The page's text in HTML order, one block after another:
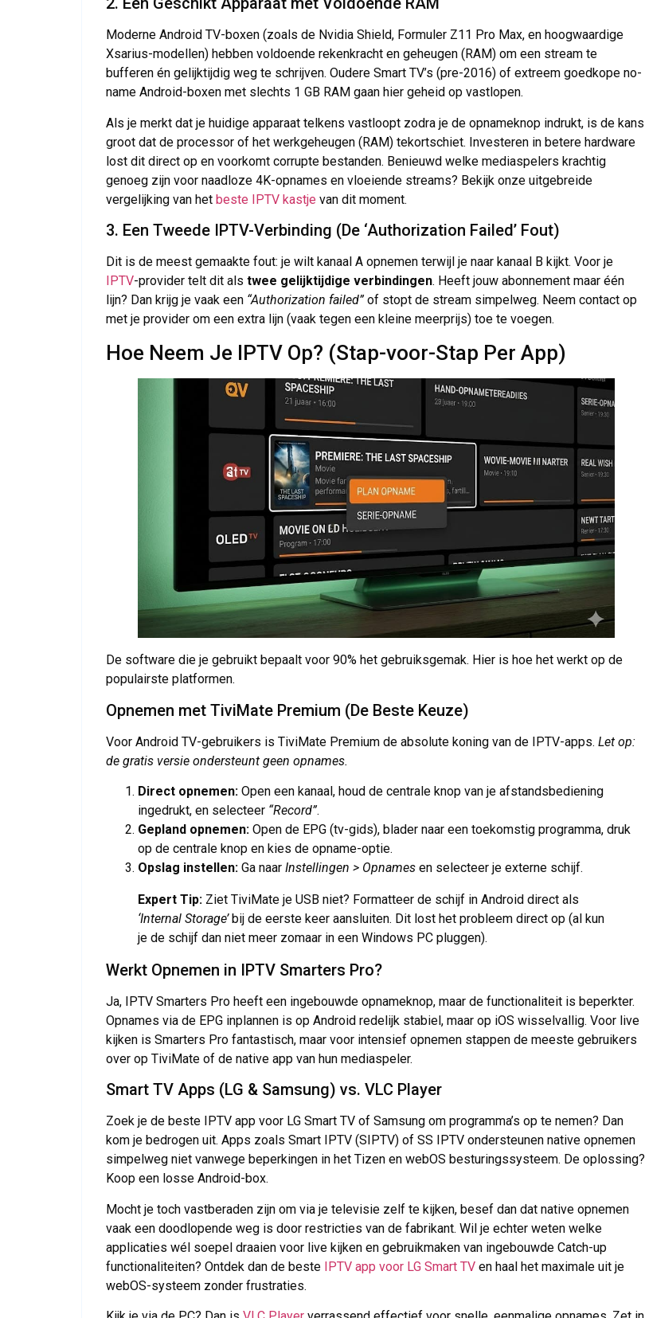
Moderne Android TV-boxen (zoals de Nvidia Shield, Formuler Z11 Pro Max, en hoogwaardige
Xsarius-modellen) hebben voldoende rekenkracht en geheugen (RAM) om een stream te
bufferen én gelijktijdig weg te schrijven. Oudere Smart TV’s (pre-2016) of extreem goedkope no-
name Android-boxen met slechts 1 GB RAM gaan hier geheid op vastlopen.
Als je merkt dat je huidige apparaat telkens vastloopt zodra je de opnameknop indrukt, is de kans
groot dat de processor of het werkgeheugen (RAM) tekortschiet. Investeren in betere hardware
lost dit direct op en voorkomt corrupte bestanden. Benieuwd welke mediaspelers krachtig
genoeg zijn voor naadloze 4K-opnames en vloeiende streams? Bekijk onze uitgebreide
vergelijking van het beste IPTV kastje van dit moment.
3. Een Tweede IPTV-Verbinding (De ‘Authorization Failed’ Fout)
Dit is de meest gemaakte fout: je wilt kanaal A opnemen terwijl je naar kanaal B kijkt. Voor je
IPTV-provider telt dit als twee gelijktijdige verbindingen. Heeft jouw abonnement maar één
lijn? Dan krijg je vaak een “Authorization failed” of stopt de stream simpelweg. Neem contact op
met je provider om een extra lijn (vaak tegen een kleine meerprijs) toe te voegen.
Hoe Neem Je IPTV Op? (Stap-voor-Stap Per App)
De software die je gebruikt bepaalt voor 90% het gebruiksgemak. Hier is hoe het werkt op de
populairste platformen.
Opnemen met TiviMate Premium (De Beste Keuze)
Voor Android TV-gebruikers is TiviMate Premium de absolute koning van de IPTV-apps. Let op:
de gratis versie ondersteunt geen opnames.
Direct opnemen: Open een kanaal, houd de centrale knop van je afstandsbediening
ingedrukt, en selecteer “Record”.
Gepland opnemen: Open de EPG (tv-gids), blader naar een toekomstig programma, druk
op de centrale knop en kies de opname-optie.
Opslag instellen: Ga naar Instellingen > Opnames en selecteer je externe schijf.
Expert Tip: Ziet TiviMate je USB niet? Formatteer de schijf in Android direct als
‘Internal Storage’bij de eerste keer aansluiten. Dit lost het probleem direct op (al kun
je de schijf dan niet meer zomaar in een Windows PC pluggen).
Werkt Opnemen in IPTV Smarters Pro?
Ja, IPTV Smarters Pro heeft een ingebouwde opnameknop, maar de functionaliteit is beperkter.
Opnames via de EPG inplannen is op Android redelijk stabiel, maar op iOS wisselvallig. Voor live
kijken is Smarters Pro fantastisch, maar voor intensief opnemen stappen de meeste gebruikers
over op TiviMate of de native app van hun mediaspeler.
Smart TV Apps (LG & Samsung) vs. VLC Player
Zoek je de beste IPTV app voor LG Smart TV of Samsung om programma’s op te nemen? Dan
kom je bedrogen uit. Apps zoals Smart IPTV (SIPTV) of SS IPTV ondersteunen native opnemen
simpelweg niet vanwege beperkingen in het Tizen en webOS besturingssysteem. De oplossing?
Koop een losse Android-box.
Mocht je toch vastberaden zijn om via je televisie zelf te kijken, besef dan dat native opnemen
vaak een doodlopende weg is door restricties van de fabrikant. Wil je echter weten welke
applicaties wél soepel draaien voor live kijken en gebruikmaken van ingebouwde Catch-up
functionaliteiten? Ontdek dan de beste IPTV app voor LG Smart TV en haal het maximale uit je
webOS-systeem zonder frustraties.